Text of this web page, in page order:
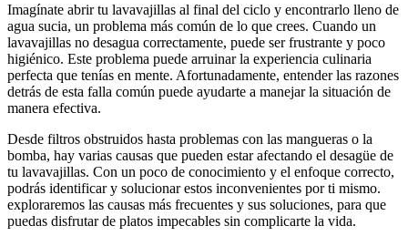
Imagínate abrir tu lavavajillas al final del ciclo y encontrarlo lleno de
agua sucia, un problema más común de lo que crees. Cuando un
lavavajillas no desagua correctamente, puede ser frustrante y poco
higiénico. Este problema puede arruinar la experiencia culinaria
perfecta que tenías en mente. Afortunadamente, entender las razones
detrás de esta falla común puede ayudarte a manejar la situación de
manera efectiva.
Desde filtros obstruidos hasta problemas con las mangueras o la
bomba, hay varias causas que pueden estar afectando el desagüe de
tu lavavajillas. Con un poco de conocimiento y el enfoque correcto,
podrás identificar y solucionar estos inconvenientes por ti mismo.
exploraremos las causas más frecuentes y sus soluciones, para que
puedas disfrutar de platos impecables sin complicarte la vida.